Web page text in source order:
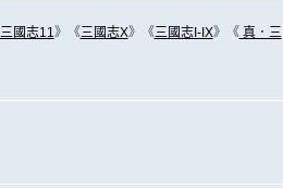
三國志11》《三國志X》《三國志I-IX》《真．三